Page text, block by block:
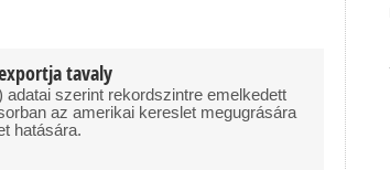
tavaly
szerint rekordszintre emelkedett
az amerikai kereslet megugrására
hatására.